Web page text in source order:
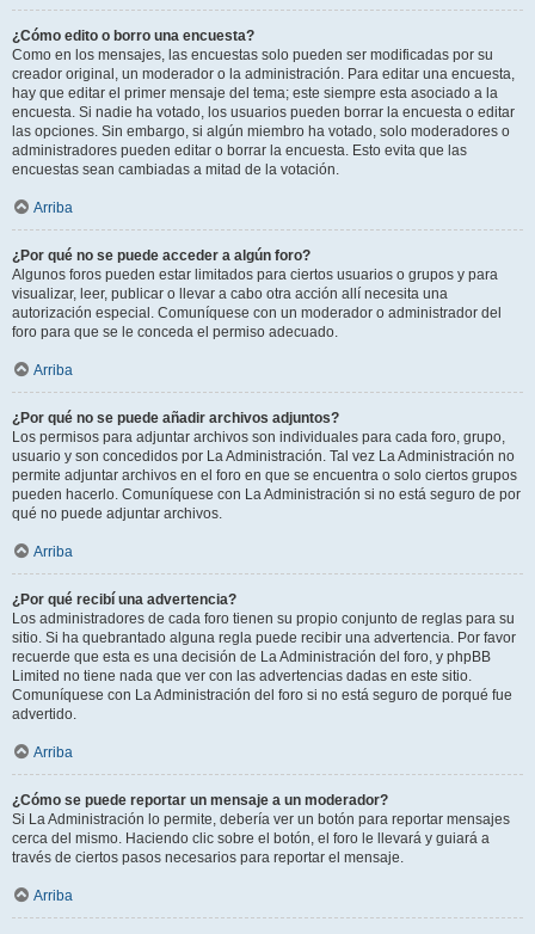
¿Cómo edito o borro una encuesta?
Como en los mensajes, las encuestas solo pueden ser modificadas por su
creador original, un moderador o la administración. Para editar una encuesta,
hay que editar el primer mensaje del tema; este siempre esta asociado a la
encuesta. Si nadie ha votado, los usuarios pueden borrar la encuesta o editar
las opciones. Sin embargo, si algún miembro ha votado, solo moderadores o
administradores pueden editar o borrar la encuesta. Esto evita que las
encuestas sean cambiadas a mitad de la votación.
Arriba
¿Por qué no se puede acceder a algún foro?
Algunos foros pueden estar limitados para ciertos usuarios o grupos y para
visualizar, leer, publicar o llevar a cabo otra acción allí necesita una
autorización especial. Comuníquese con un moderador o administrador del
foro para que se le conceda el permiso adecuado.
Arriba
¿Por qué no se puede añadir archivos adjuntos?
Los permisos para adjuntar archivos son individuales para cada foro, grupo,
usuario y son concedidos por La Administración. Tal vez La Administración no
permite adjuntar archivos en el foro en que se encuentra o solo ciertos grupos
pueden hacerlo. Comuníquese con La Administración si no está seguro de por
qué no puede adjuntar archivos.
Arriba
¿Por qué recibí una advertencia?
Los administradores de cada foro tienen su propio conjunto de reglas para su
sitio. Si ha quebrantado alguna regla puede recibir una advertencia. Por favor
recuerde que esta es una decisión de La Administración del foro, y phpBB
Limited no tiene nada que ver con las advertencias dadas en este sitio.
Comuníquese con La Administración del foro si no está seguro de porqué fue
advertido.
Arriba
¿Cómo se puede reportar un mensaje a un moderador?
Si La Administración lo permite, debería ver un botón para reportar mensajes
cerca del mismo. Haciendo clic sobre el botón, el foro le llevará y guiará a
través de ciertos pasos necesarios para reportar el mensaje.
Arriba